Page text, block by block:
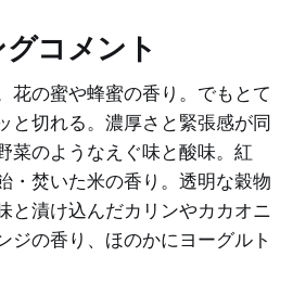
コメント
花の蜜や蜂蜜の香り。でもとて
と切れる。濃厚さと緊張感が同
菜のようなえぐ味と酸味。紅
・焚いた米の香り。透明な穀物
と漬け込んだカリンやカカオニ
ジの香り、ほのかにヨーグルト